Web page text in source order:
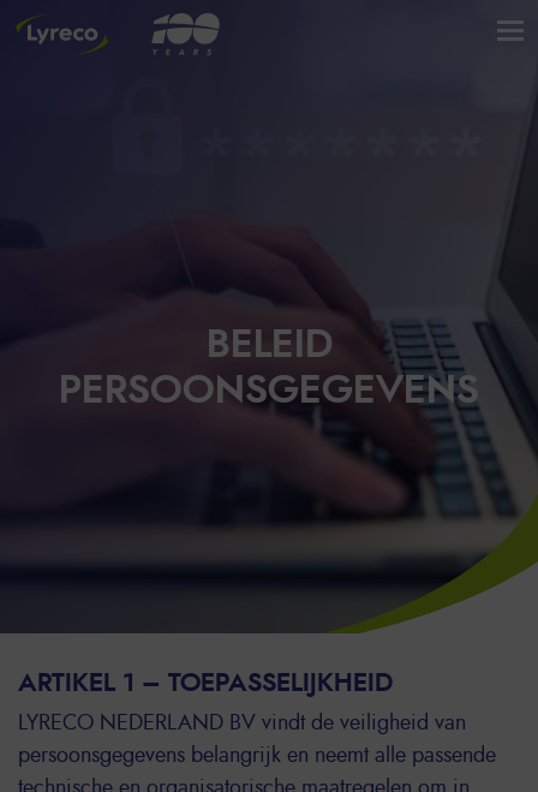
BELEID
PERSOONSGEGEVENS
ARTIKEL 1 – TOEPASSELIJKHEID
LYRECO NEDERLAND BV vindt de veiligheid van
persoonsgegevens belangrijk en neemt alle passende